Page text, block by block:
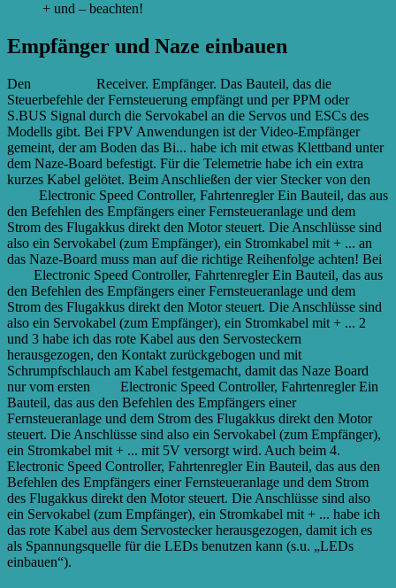
+ und – beachten!
Empfänger und Naze einbauen
Den
Receiver. Empfänger. Das Bauteil, das die
Steuerbefehle der Fernsteuerung empfängt und per PPM oder
S.BUS Signal durch die Servokabel an die Servos und ESCs des
Modells gibt. Bei FPV Anwendungen ist der Video-Empfänger
gemeint, der am Boden das Bi... habe ich mit etwas Klettband unter
dem Naze-Board befestigt. Für die Telemetrie habe ich ein extra
kurzes Kabel gelötet. Beim Anschließen der vier Stecker von den
Electronic Speed Controller, Fahrtenregler Ein Bauteil, das aus
den Befehlen des Empfängers einer Fernsteueranlage und dem
Strom des Flugakkus direkt den Motor steuert. Die Anschlüsse sind
also ein Servokabel (zum Empfänger), ein Stromkabel mit + ... an
das Naze-Board muss man auf die richtige Reihenfolge achten! Bei
Electronic Speed Controller, Fahrtenregler Ein Bauteil, das aus
den Befehlen des Empfängers einer Fernsteueranlage und dem
Strom des Flugakkus direkt den Motor steuert. Die Anschlüsse sind
also ein Servokabel (zum Empfänger), ein Stromkabel mit + ... 2
und 3 habe ich das rote Kabel aus den Servosteckern
herausgezogen, den Kontakt zurückgebogen und mit
Schrumpfschlauch am Kabel festgemacht, damit das Naze Board
nur vom ersten
Electronic Speed Controller, Fahrtenregler Ein
Bauteil, das aus den Befehlen des Empfängers einer
Fernsteueranlage und dem Strom des Flugakkus direkt den Motor
steuert. Die Anschlüsse sind also ein Servokabel (zum Empfänger),
ein Stromkabel mit + ... mit 5V versorgt wird. Auch beim 4.
Electronic Speed Controller, Fahrtenregler Ein Bauteil, das aus den
Befehlen des Empfängers einer Fernsteueranlage und dem Strom
des Flugakkus direkt den Motor steuert. Die Anschlüsse sind also
ein Servokabel (zum Empfänger), ein Stromkabel mit + ... habe ich
das rote Kabel aus dem Servostecker herausgezogen, damit ich es
als Spannungsquelle für die LEDs benutzen kann (s.u. „LEDs
einbauen“).